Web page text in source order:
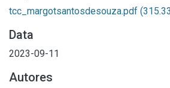
tcc_margotsantosdesouza.pdf
Data
2023-09-11
Autores